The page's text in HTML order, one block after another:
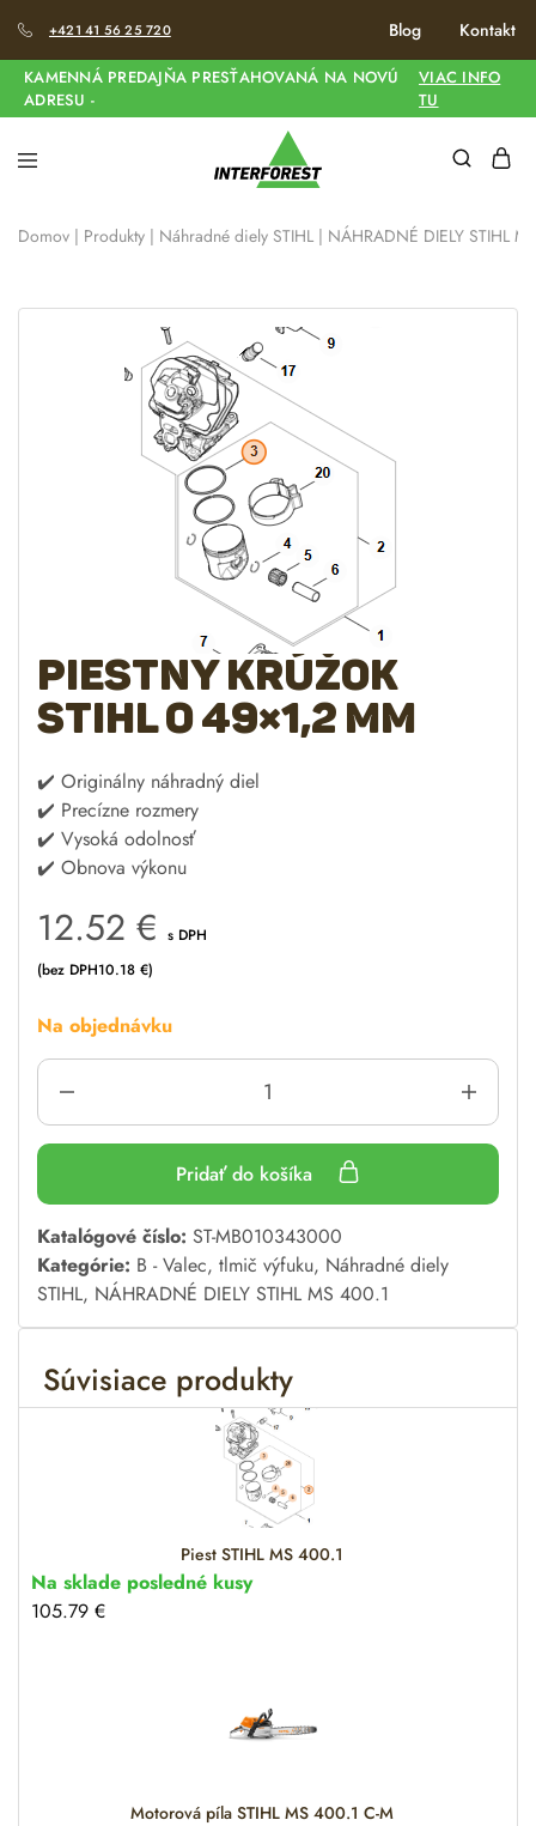
+421 41 56 25 720 Blog Kontakt
KAMENNÁ PREDAJŇA PRESŤAHOVANÁ NA NOVÚ
ADRESU -
VIAC INFO
TU
Domov | Produkty | Náhradné diely STIHL | NÁHRADNÉ DIELY STIHL
Piestny krúžok
STIHL O 49×1,2 mm
✔️ Originálny náhradný diel
✔️ Precízne rozmery
✔️ Vysoká odolnosť
✔️ Obnova výkonu
12.52 € s DPH
(bez DPH10.18 €)
Na objednávku
Pridať do košíka
A
l
t
e
n
a
Katalógové číslo: ST-MB010343000
Kategórie: B - Valec, tlmič výfuku, Náhradné diely
STIHL, NÁHRADNÉ DIELY STIHL MS 400.1
Súvisiace produkty
Piest STIHL MS 400.1
Na sklade posledné kusy
105.79 €
Motorová píla STIHL MS 400.1 C-M